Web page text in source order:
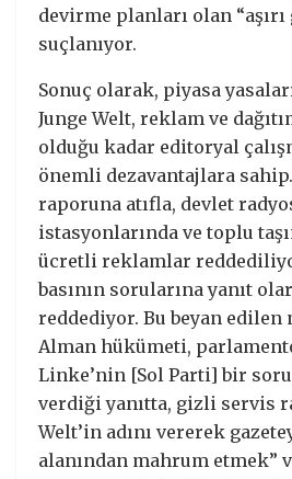
devirme planları olan
suçlanıyor.
Sonuç olarak, piyasa
Junge Welt, reklam ve
olduğu kadar editoryal
önemli dezavantajlara
raporuna atıfla, devlet
istasyonlarında ve toplu
ücretli reklamlar
basının sorularına yanıt
reddediyor. Bu beyan edilen
Alman hükümeti,
Linke’nin [Sol Parti] bir
verdiği yanıtta, gizli servis
Welt’in adını vererek
alanından mahrum etmek”